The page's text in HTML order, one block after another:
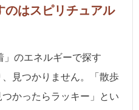
のはスピリチュアル
」のエネルギーで探す
見つかりません。「散歩
かったらラッキー」とい